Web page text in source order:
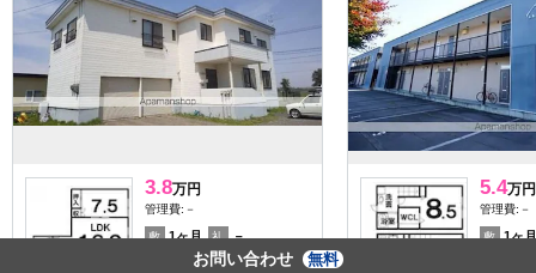
3.8万円
管理費:－
敷 1ヶ月 礼 －
1LDK
5.4万円
管理費:－
敷 1ヶ月
お問い合わせ 無料